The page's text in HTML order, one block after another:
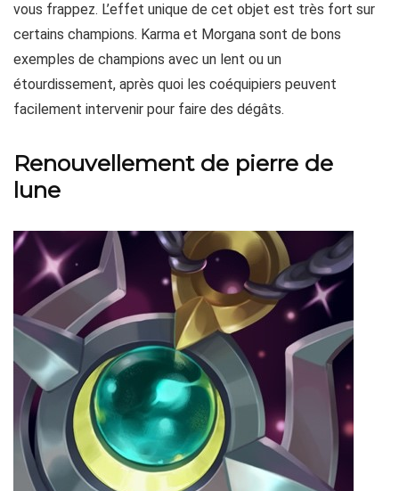
vous frappez. L’effet unique de cet objet est très fort sur
certains champions. Karma et Morgana sont de bons
exemples de champions avec un lent ou un
étourdissement, après quoi les coéquipiers peuvent
facilement intervenir pour faire des dégâts.
Renouvellement de pierre de
lune